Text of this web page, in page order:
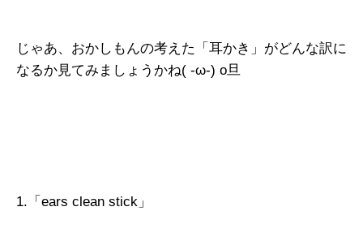
じゃあ、おかしもんの考えた「耳かき」がどんな訳に
なるか見てみましょうかね( -ω-) o旦
1.「ears clean stick」